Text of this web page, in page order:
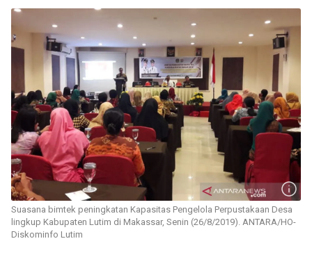
Suasana bimtek peningkatan Kapasitas Pengelola Perpustakaan Desa
lingkup Kabupaten Lutim di Makassar, Senin (26/8/2019). ANTARA/HO-
Diskominfo Lutim